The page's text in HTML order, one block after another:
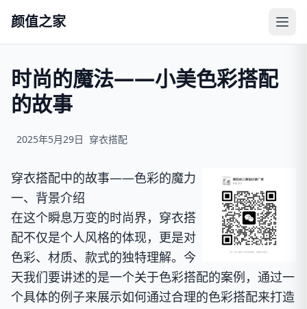
颜值之家
时尚的魔法——小美色彩搭配
的故事
2025年5月29日 穿衣搭配
穿衣搭配中的故事——色彩的魔力
一、背景介绍
在这个瞬息万变的时尚界，穿衣搭
配不仅是个人风格的体现，更是对
色彩、材质、款式的独特理解。今
天我们要讲述的是一个关于色彩搭配的案例，通过一
个具体的例子来展示如何通过合理的色彩搭配来打造